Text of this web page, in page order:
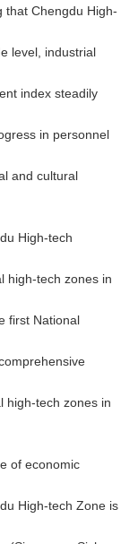
that Chengdu High-
level, industrial
index steadily
in personnel
and cultural
High-tech
high-tech zones in
first National
high-tech zones in
of economic
High-tech Zone is